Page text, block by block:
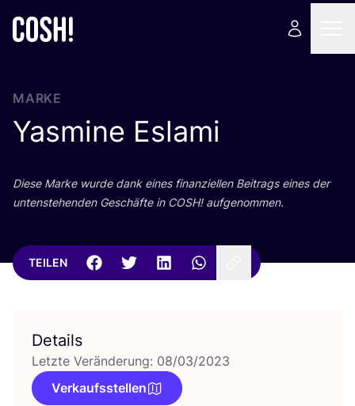
MARKE
Yasmine Eslami
Die­se Mar­ke wur­de dank eines finan­zi­el­len Bei­trags eines der
unten­ste­hen­den Geschäf­te in COSH! aufgenommen.
TEILEN
Details
Letzte Veränderung: 08/03/2023
Verkaufsstellen